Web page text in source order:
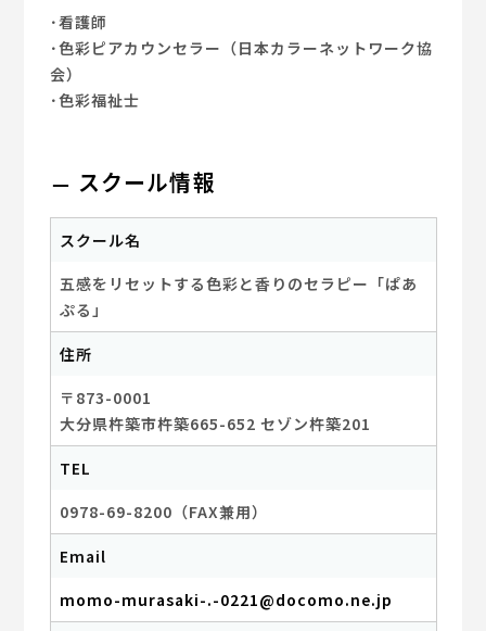
･看護師
･色彩ピアカウンセラー（日本カラーネットワーク協
会）
･色彩福祉士
スクール情報
スクール名
五感をリセットする色彩と香りのセラピー「ぱあ
ぷる」
住所
〒873-0001
大分県杵築市杵築665-652 セゾン杵築201
TEL
0978-69-8200（FAX兼用）
Email
momo-murasaki-.-0221@docomo.ne.jp